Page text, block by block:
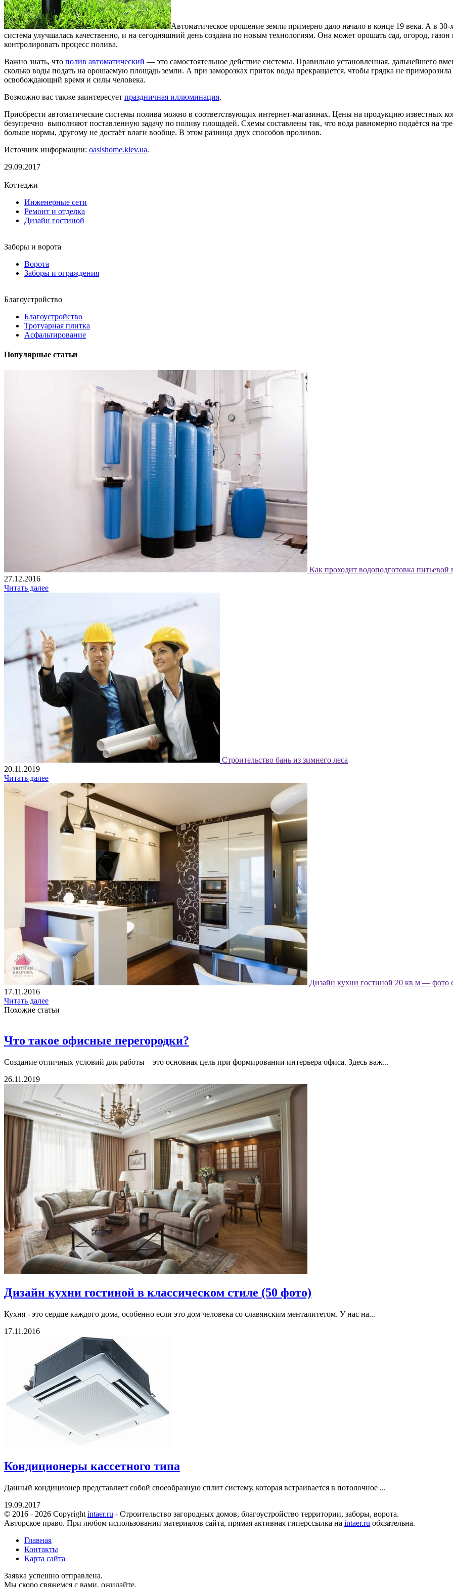
Автоматическое орошение земли примерно дало начало в конце 19 века. А в 30-
система улучшалась качественно, и на сегодняшний день создана по новым технологиям. Она может орошать сад, огород,
контролировать процесс полива.
Важно знать, что полив автоматический — это самостоятельное действие системы. Правильно установленная, дальнейшего
сколько воды подать на орошаемую площадь земли. А при заморозках приток воды прекращается, чтобы грядка не
освобождающий время и силы человека.
Возможно вас также заинтересует праздничная иллюминация.
Приобрести автоматические системы полива можно в соответствующих интернет-магазинах. Цены на продукцию известных
безупречно выполняют поставленную задачу по поливу площадей. Схемы составлены так, что вода равномерно подаётся на
больше нормы, другому не достаёт влаги вообще. В этом разница двух способов проливов.
Источник информации: oasishome.kiev.ua.
29.09.2017
Коттеджи
Инженерные сети
Ремонт и отделка
Дизайн гостиной
Заборы и ворота
Ворота
Заборы и ограждения
Благоустройство
Благоустройство
Тротуарная плитка
Асфальтирование
Популярные статьи
Как проходит водоподготовка питьевой
27.12.2016
Читать далее
Строительство бань из зимнего леса
20.11.2019
Читать далее
Дизайн кухни гостиной 20 кв м — фото
17.11.2016
Читать далее
Похожие статьи
Что такое офисные перегородки?
Создание отличных условий для работы – это основная цель при формировании интерьера офиса. Здесь важ...
26.11.2019
Дизайн кухни гостиной в классическом стиле (50 фото)
Кухня - это сердце каждого дома, особенно если это дом человека со славянским менталитетом. У нас на...
17.11.2016
Кондиционеры кассетного типа
Данный кондиционер представляет собой своеобразную сплит систему, которая встраивается в потолочное ...
19.09.2017
© 2016 - 2026 Copyright intaer.ru - Cтроительство загородных домов, благоустройство территории, заборы, ворота.
Авторское право. При любом использовании материалов сайта, прямая активная гиперссылка на intaer.ru обязательна.
Главная
Контакты
Карта сайта
Заявка успешно отправлена.
Мы скоро свяжемся с вами, ожидайте.